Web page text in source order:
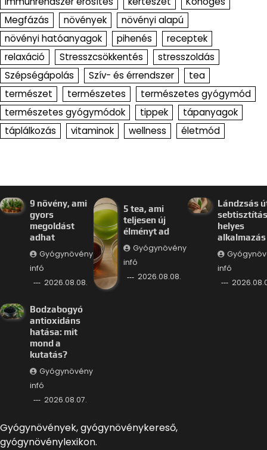
Megfázás
növények
növényi alapú
növényi hatóanyagok
pihenés
receptek
relaxáció
Stresszcsökkentés
stresszoldás
Szépségápolás
Szív- és érrendszer
tea
természet
természetes
természetes gyógymód
természetes gyógymódok
tippek
tápanyagok
táplálkozás
vitaminok wellness életmód
9 növény, ami
gyors
megoldást
adhat
Gyógynövény
infó
2026.08.08.
5 tea, ami
teljesen új
élményt ad
Gyógynövény
infó
2026.08.08.
Lándzsás
helyes
alkalmazás
infó
Bodzabogyó
antioxidáns
hatása: mit
mond a
kutatás?
Gyógynövény
infó
2026.08.07.
Gyógynövények, gyógynövénykereső,
gyógynövénylexikon.